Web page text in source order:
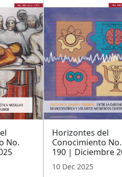
No.
Horizontes del
Conocimiento No.
190 | Diciembre
10 Dec 2025